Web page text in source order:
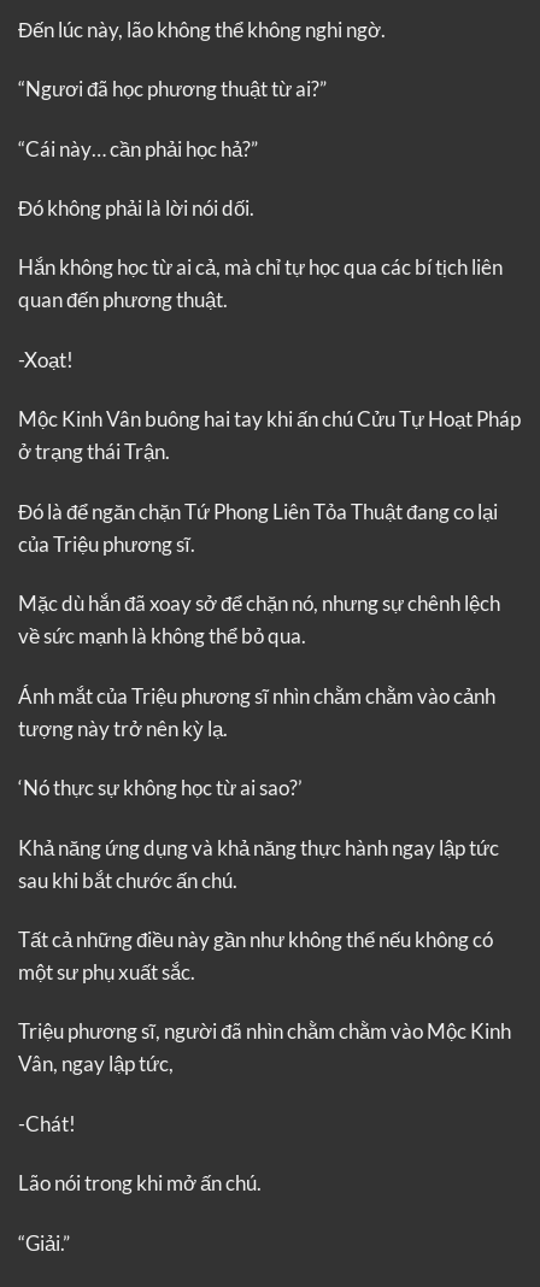
Đến lúc này, lão không thể không nghi ngờ.
“Ngươi đã học phương thuật từ ai?”
“Cái này… cần phải học hả?”
Đó không phải là lời nói dối.
Hắn không học từ ai cả, mà chỉ tự học qua các bí tịch liên
quan đến phương thuật.
-Xoạt!
Mộc Kinh Vân buông hai tay khi ấn chú Cửu Tự Hoạt Pháp
ở trạng thái Trận.
Đó là để ngăn chặn Tứ Phong Liên Tỏa Thuật đang co lại
của Triệu phương sĩ.
Mặc dù hắn đã xoay sở để chặn nó, nhưng sự chênh lệch
về sức mạnh là không thể bỏ qua.
Ánh mắt của Triệu phương sĩ nhìn chằm chằm vào cảnh
tượng này trở nên kỳ lạ.
‘Nó thực sự không học từ ai sao?’
Khả năng ứng dụng và khả năng thực hành ngay lập tức
sau khi bắt chước ấn chú.
Tất cả những điều này gần như không thể nếu không có
một sư phụ xuất sắc.
Triệu phương sĩ, người đã nhìn chằm chằm vào Mộc Kinh
Vân, ngay lập tức,
-Chát!
Lão nói trong khi mở ấn chú.
“Giải.”